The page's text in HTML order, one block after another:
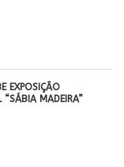
EXPOSIÇÃO
“SÁBIA MADEIRA”